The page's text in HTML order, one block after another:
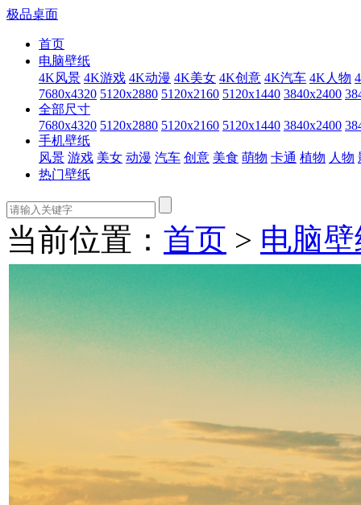
极品桌面
首页
电脑壁纸
4K风景 4K游戏 4K动漫 4K美女 4K创意 4K汽车 4K人物
7680x4320 5120x2880 5120x2160 5120x1440 3840x2400
全部尺寸
7680x4320 5120x2880 5120x2160 5120x1440 3840x2400
手机壁纸
风景 游戏 美女 动漫 汽车 创意 美食 萌物 卡通 植物 人物
热门壁纸
当前位置： 首页 > 电脑